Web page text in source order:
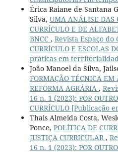
Érica Raiane de Santana
Silva, UMA ANÁLISE DAS
CURRÍCULO E DE
BNCC , Revista Espaço
CURRÍCULO E ESCOLAS
práticas em
João Manoel da Silva,
FORMAÇÃO TÉCNICA EM
REFORMA AGRÁRIA ,
16 n. 1 (2023): POR
CURRÍCULO [Publicação
Thais Almeida Costa,
Ponce, POLÍTICA DE
JUSTIÇA CURRICULAR,
16 n. 1 (2023): POR